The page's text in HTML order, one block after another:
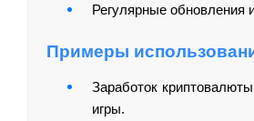
Регулярные обновления
Примеры
Заработок
игры.